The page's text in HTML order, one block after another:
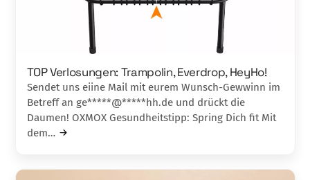
TOP Verlosungen: Trampolin, Everdrop, HeyHo!
Sendet uns eiine Mail mit eurem Wunsch-Gewwinn im
Betreff an ge*****@*****hh.de und drückt die
Daumen! OXMOX Gesundheitstipp: Spring Dich fit Mit
dem…